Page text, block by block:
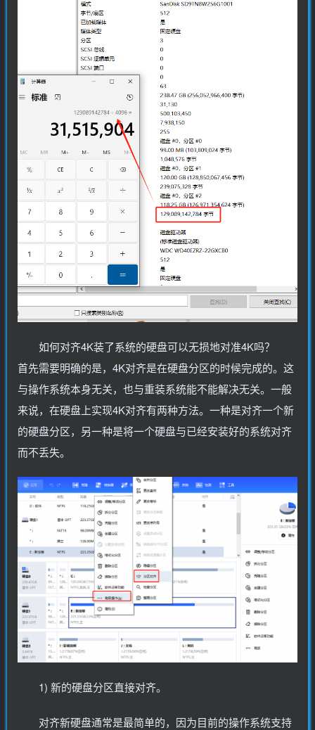
如何对齐4K装了系统的硬盘可以无损地对准4K吗？
首先需要明确的是，4K对齐是在硬盘分区的时候完成的。这
与操作系统本身无关，也与重装系统能不能解决无关。一般
来说，在硬盘上实现4K对齐有两种方法。一种是对齐一个新
的硬盘分区，另一种是将一个硬盘与已经安装好的系统对齐
而不丢失。
1) 新的硬盘分区直接对齐。
对齐新硬盘通常是最简单的，因为目前的操作系统支持